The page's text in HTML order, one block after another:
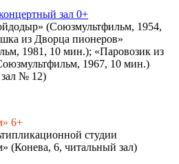
зал 0+
(Союзмультфильм, 1954,
из Дворца пионеров»
1981, 10 мин.); «Паровозик из
1967, 10 мин.)
зал № 12)
6+
студии
(Конева, 6, читальный зал)